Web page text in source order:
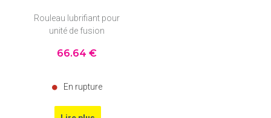
Rouleau lubrifiant pour
unité de fusion
66.64 €
En rupture